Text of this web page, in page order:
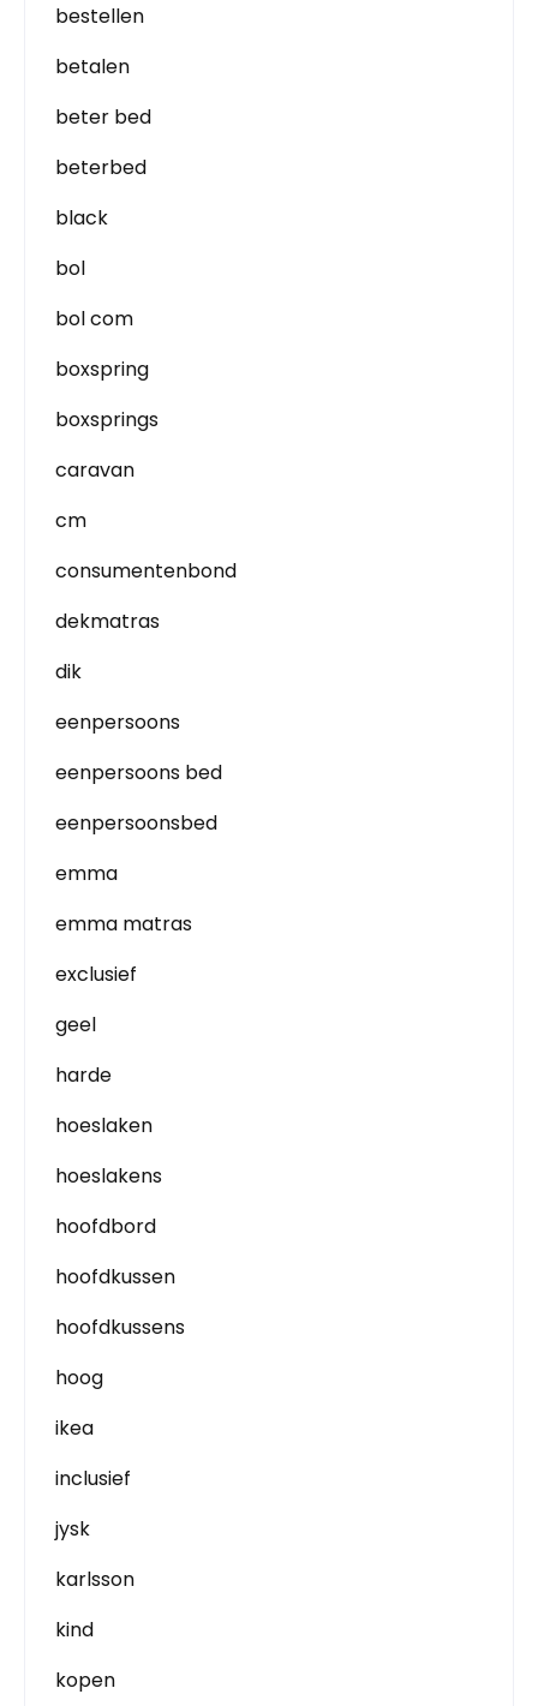
bestellen
betalen
beter bed
beterbed
black
bol
bol com
boxspring
boxsprings
caravan
cm
consumentenbond
dekmatras
dik
eenpersoons
eenpersoons bed
eenpersoonsbed
emma
emma matras
exclusief
geel
harde
hoeslaken
hoeslakens
hoofdbord
hoofdkussen
hoofdkussens
hoog
ikea
inclusief
jysk
karlsson
kind
kopen